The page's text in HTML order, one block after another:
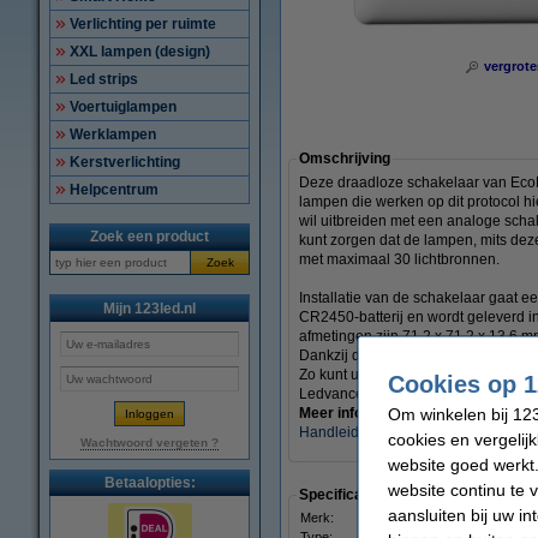
Verlichting per ruimte
XXL lampen (design)
Led strips
Voertuiglampen
Werklampen
Kerstverlichting
Helpcentrum
Zoek een product
Zoek
Mijn 123led.nl
Wachtwoord vergeten ?
Betaalopties:
Omschrijving
Deze draadloze schakelaar van
lampen die werken op dit protocol
wil uitbreiden met een analoge
kunt zorgen dat de lampen, mits
met maximaal 30 lichtbronnen.
Installatie van de schakelaar gaat
CR2450-batterij en wordt geleverd
afmetingen zijn 71,2 x 71,2 x 13,6
Dankzij de koppeling via Touchlink,
Zo kunt u bijvoorbeeld de draadloze
Ledvance Smart+.
Meer informatie:
Handleiding
(PDF)
Specificaties
Merk: EcoDim
Cookies op
Om winkelen bij
cookies en
website goed
website continu te
aansluiten bij uw